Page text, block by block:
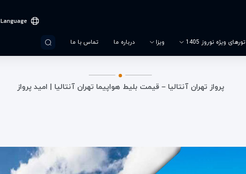
Language
تورهای ویژه نوروز 1405 ویزا درباره ما تماس با ما
پرواز تهران آنتالیا – قیمت بلیط هواپیما تهران آنتالیا | امید پرواز